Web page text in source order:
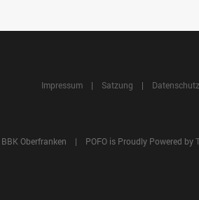
Impressum | Satzung |
BBK Oberfranken | POFO is Proudly Powered by